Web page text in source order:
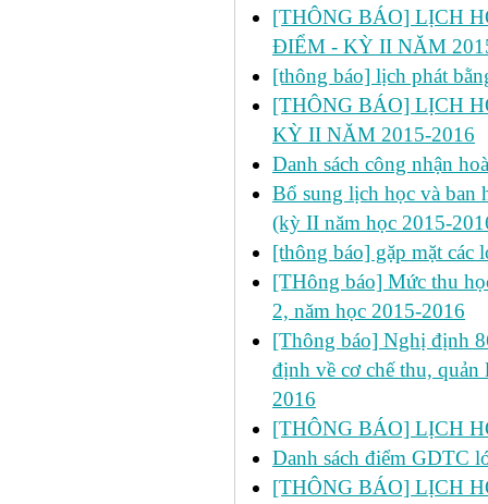
[THÔNG BÁO] LỊCH
ĐIỂM - KỲ II NĂM
[thông báo] lịch phát
[THÔNG BÁO] LỊCH
KỲ II NĂM 2015-2016
Danh sách công nhận
Bổ sung lịch học và ban
(kỳ II năm học 2015-
[thông báo] gặp mặt các
[THông báo] Mức thu
2, năm học 2015-2016
[Thông báo] Nghị định
định về cơ chế thu,
2016
[THÔNG BÁO] LỊCH
Danh sách điểm GDTC
[THÔNG BÁO] LỊCH